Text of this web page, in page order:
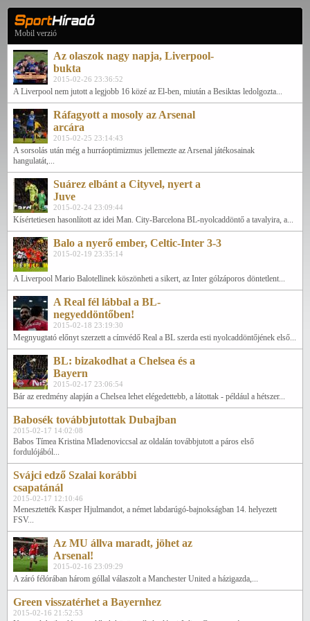
Mobil verzió
Az olaszok nagy napja, Liverpool-
bukta
2015-02-26 23:36:52
A Liverpool nem jutott a legjobb 16 közé az El-ben, miután a Besiktas ledolgozta...
Ráfagyott a mosoly az Arsenal
arcára
2015-02-25 23:14:43
A sorsolás után még a hurráoptimizmus jellemezte az Arsenal játékosainak
hangulatát,...
Suárez elbánt a Cityvel, nyert a
Juve
2015-02-24 23:09:44
Kísértetiesen hasonlított az idei Man. City-Barcelona BL-nyolcaddöntő a tavalyira, a...
Balo a nyerő ember, Celtic-Inter 3-3
2015-02-19 23:35:14
A Liverpool Mario Balotellinek köszönheti a sikert, az Inter gólzáporos döntetlent...
A Real fél lábbal a BL-
negyeddöntőben!
2015-02-18 23:19:30
Megnyugtató előnyt szerzett a címvédő Real a BL szerda esti nyolcaddöntőjének első...
BL: bizakodhat a Chelsea és a
Bayern
2015-02-17 23:06:54
Bár az eredmény alapján a Chelsea lehet elégedettebb, a látottak - például a hétszer...
Babosék továbbjutottak Dubajban
2015-02-17 14:02:08
Babos Tímea Kristina Mladenoviccsal az oldalán továbbjutott a páros első
fordulójából...
Svájci edző Szalai korábbi
csapatánál
2015-02-17 12:10:46
Menesztették Kasper Hjulmandot, a német labdarúgó-bajnokságban 14. helyezett
FSV...
Az MU állva maradt, jöhet az
Arsenal!
2015-02-16 23:09:29
A záró félórában három góllal válaszolt a Manchester United a házigazda,...
Green visszatérhet a Bayernhez
2015-02-16 21:52:53